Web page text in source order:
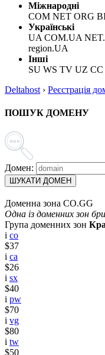
Міжнародні
COM NET ORG
Українські
UA COM.UA
region.UA
Інші
SU WS TV UZ CC
Deltahost › Реєстрація
ПОШУК ДОМЕНУ
Домен:
ШУКАТИ ДОМЕН
Доменна зона CO.GG
Одна із доменних зон
Група доменних зон
i co
$37
i ca
$26
i sx
$40
i pw
$70
i vg
$80
i tw
$50